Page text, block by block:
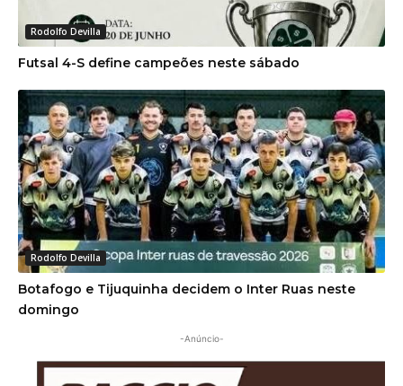
Rodolfo Devilla
Futsal 4-S define campeões neste sábado
Rodolfo Devilla
Botafogo e Tijuquinha decidem o Inter Ruas neste
domingo
-Anúncio-